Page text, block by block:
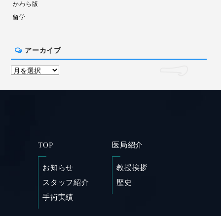
かわら版
留学
アーカイブ
TOP
お知らせ
スタッフ紹介
手術実績
医局紹介
教授挨拶
歴史